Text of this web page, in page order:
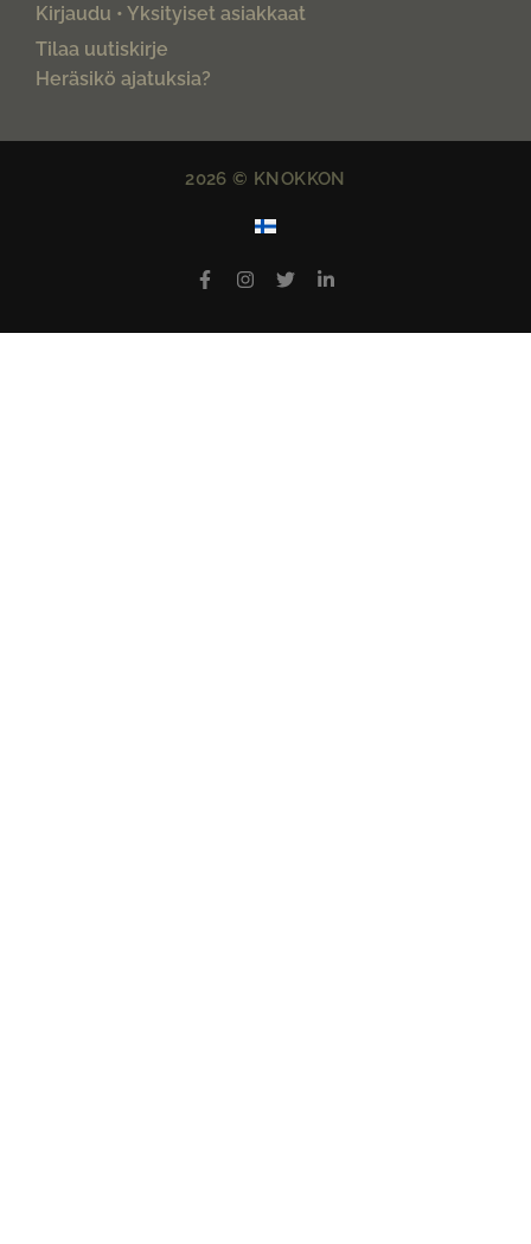
Kirjaudu • Yksityiset asiakkaat
Tilaa uutiskirje
Heräsikö ajatuksia?
2026 © KNOKKON